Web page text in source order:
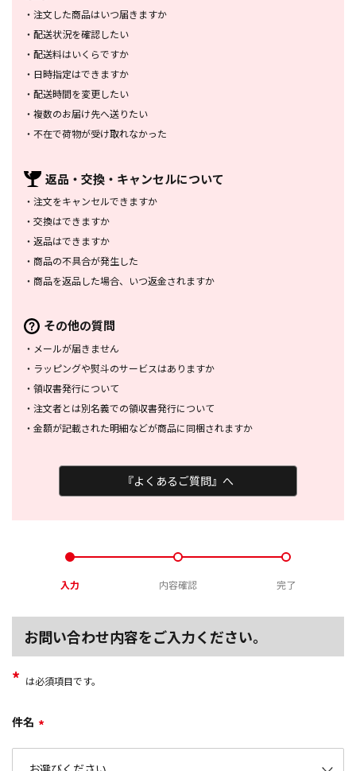
・ 注文した商品はいつ届きますか
・ 配送状況を確認したい
・ 配送料はいくらですか
・ 日時指定はできますか
・ 配送時間を変更したい
・ 複数のお届け先へ送りたい
・ 不在で荷物が受け取れなかった
返品・交換・ キャンセルについて
・ 注文をキャンセルできますか
・ 交換はできますか
・ 返品はできますか
・ 商品の不具合が発生した
・ 商品を返品した場合、 いつ返金されますか
その他の質問
・ メールが届きません
・ ラッピングや熨斗のサービスはありますか
・ 領収書発行について
・ 注文者とは別名義での領収書発行について
・ 金額が記載された明細などが商品に同梱されますか
『よくあるご質問』へ
入力 内容確認 完了
お問い合わせ内容をご入力ください。
* は必須項目です。
件名 *